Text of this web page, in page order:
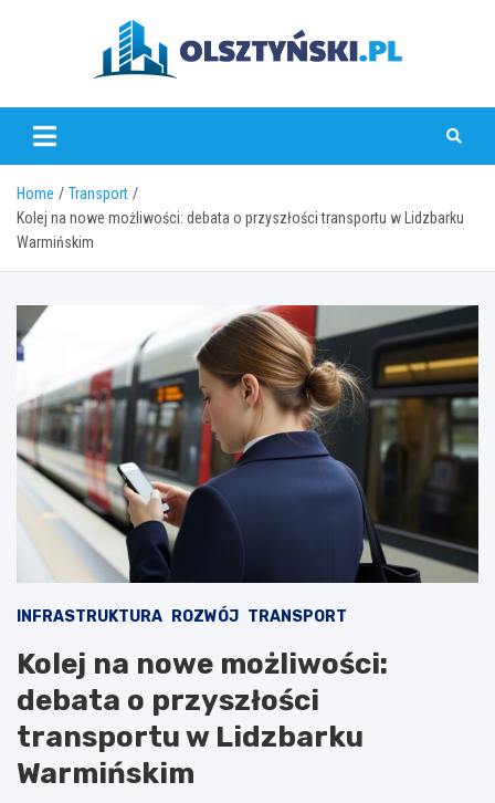
olsztynski.pl
Home
Transport
Kolej na nowe możliwości: debata o przyszłości transportu w Lidzbarku
Warmińskim
INFRASTRUKTURA ROZWÓJ TRANSPORT
Kolej na nowe możliwości:
debata o przyszłości
transportu w Lidzbarku
Warmińskim